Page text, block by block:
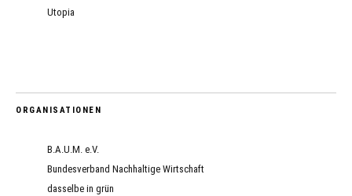
Utopia
ORGANISATIONEN
B.A.U.M. e.V.
Bundesverband Nachhaltige Wirtschaft
dasselbe in grün